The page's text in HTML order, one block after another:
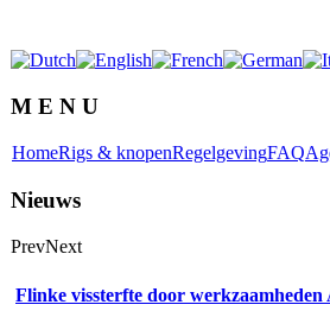
M E N U
HomeRigs & knopenRegelgevingFAQ
Nieuws
PrevNext
Flinke vissterfte door